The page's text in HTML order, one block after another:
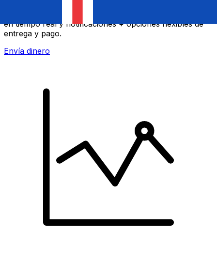
en tiempo real y notificaciones + opciones flexibles de
entrega y pago.
Envía dinero